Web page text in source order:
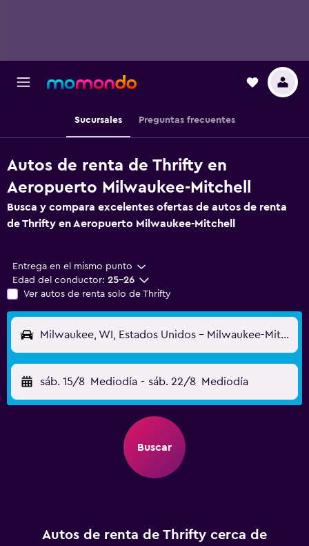
Sucursales Preguntas frecuentes
Autos de renta de Thrifty en
Aeropuerto Milwaukee-Mitchell
Busca y compara excelentes ofertas de autos de renta
de Thrifty en Aeropuerto Milwaukee-Mitchell
Entrega en el mismo punto
Edad del conductor: 25-26
Ver autos de renta solo de Thrifty
Milwaukee, WI, Estados Unidos - Milwaukee-Mitchell (MKE)
sáb. 15/8 Mediodía - sáb. 22/8 Mediodía
Buscar
Autos de renta de Thrifty cerca de